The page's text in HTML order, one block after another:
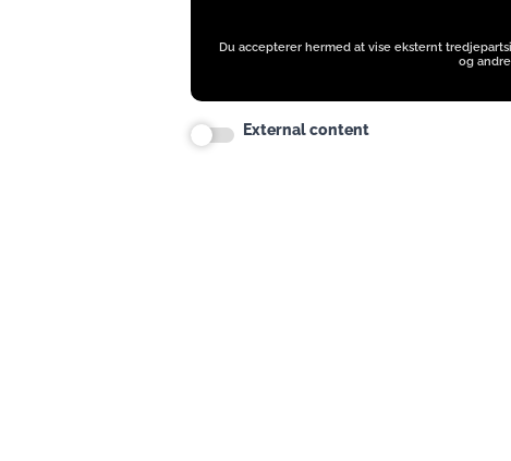
Du accepterer hermed at vise eksternt
og
External content